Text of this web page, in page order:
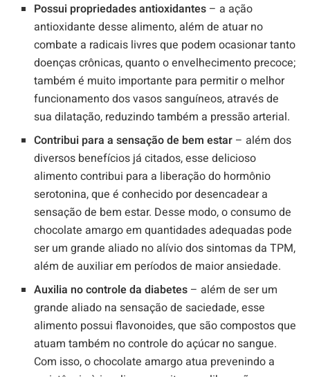
Possui propriedades antioxidantes – a ação
antioxidante desse alimento, além de atuar no
combate a radicais livres que podem ocasionar tanto
doenças crônicas, quanto o envelhecimento precoce;
também é muito importante para permitir o melhor
funcionamento dos vasos sanguíneos, através de
sua dilatação, reduzindo também a pressão arterial.
Contribui para a sensação de bem estar – além dos
diversos benefícios já citados, esse delicioso
alimento contribui para a liberação do hormônio
serotonina, que é conhecido por desencadear a
sensação de bem estar. Desse modo, o consumo de
chocolate amargo em quantidades adequadas pode
ser um grande aliado no alívio dos sintomas da TPM,
além de auxiliar em períodos de maior ansiedade.
Auxilia no controle da diabetes – além de ser um
grande aliado na sensação de saciedade, esse
alimento possui flavonoides, que são compostos que
atuam também no controle do açúcar no sangue.
Com isso, o chocolate amargo atua prevenindo a